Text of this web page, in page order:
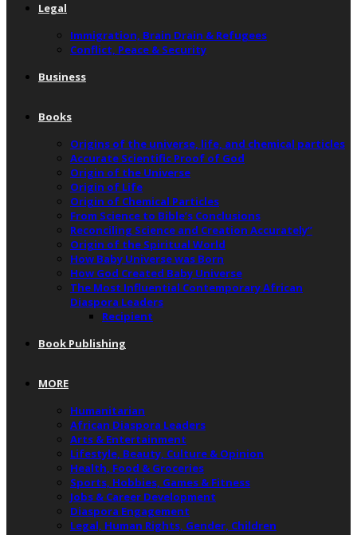
Legal
Immigration, Brain Drain & Refugees
Conflict, Peace & Security
Business
Books
Origins of the universe, life, and chemical particles
Accurate Scientific Proof of God
Origin of the Universe
Origin of Life
Origin of Chemical Particles
From Science to Bible’s Conclusions
Reconciling Science and Creation Accurately”
Origin of the Spiritual World
How Baby Universe was Born
How God Created Baby Universe
The Most Influential Contemporary African
Diaspora Leaders
Recipient
Book Publishing
MORE
Humanitarian
African Diaspora Leaders
Arts & Entertainment
Lifestyle, Beauty, Culture & Opinion
Health, Food & Groceries
Sports, Hobbies, Games & Fitness
Jobs & Career Development
Diaspora Engagement
Legal, Human Rights, Gender, Children